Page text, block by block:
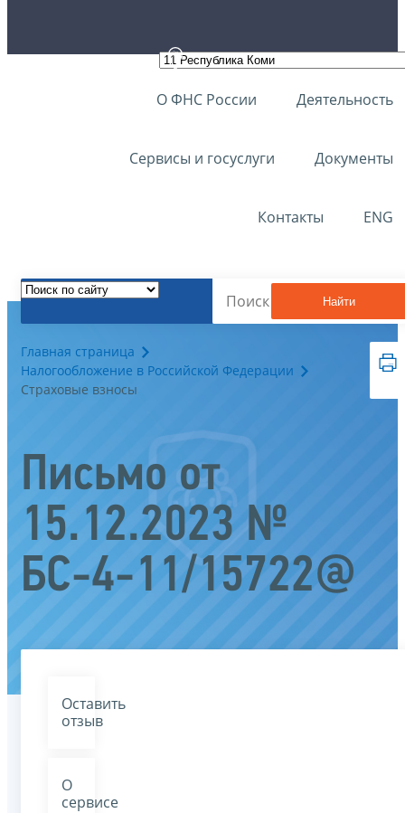
О ФНС России Деятельность
Сервисы и госуслуги Документы
Контакты ENG
Найти
Главная страница
Налогообложение в Российской Федерации
Страховые взносы
Письмо от
15.12.2023 №
БС-4-11/15722@
Оставить
отзыв
О
сервисе